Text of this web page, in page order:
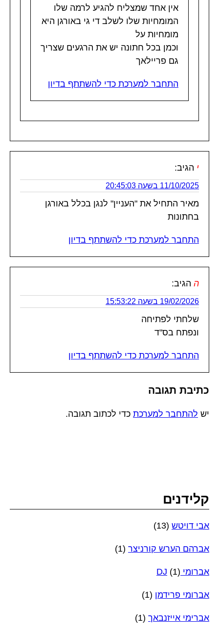
אין אחד שמצליח להגיע לרמה שלו
המומחיות שלו לשלב די גי באורגן היא
מומחיות על
וכמן בכל חתונה יש את הרגעים שצריך
גם פריילאך
התחבר למערכת כדי להשתתף בדיון
י הגיב:
11/10/2025 בשעה 20:45:03
מאיר התחיל את "העניין" לנגן בכלל באורגן
בחתונות
התחבר למערכת כדי להשתתף בדיון
ה הגיב:
19/02/2026 בשעה 15:53:22
שלחתי לפתיחה
ונפתח בס"ד
התחבר למערכת כדי להשתתף בדיון
כתיבת תגובה
יש להתחבר למערכת כדי לכתוב תגובה.
קלידנים
אבי דויטש (13)
אברהם הערש קורניצר (1)
אברומי DJ (1)
אברומי פרידמן (1)
אברימי אייזנבאך (1)